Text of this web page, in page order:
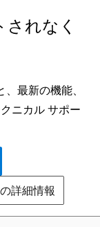
れなく
最新の機能、
ニカル サポー
詳細情報